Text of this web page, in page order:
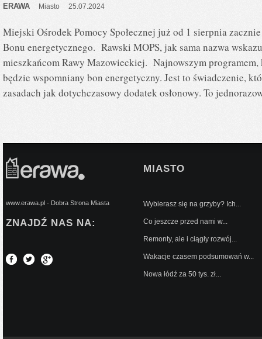
ERAWA Miasto 25.07.2024
Miejski Ośrodek Pomocy Społecznej już od 1 sierpnia
Bonu energetycznego. Rawski MOPS, jak sama nazwa
mieszkańcom Rawy Mazowieckiej. Najnowszym
będzie wspomniany bon energetyczny. Jest to świadczenie,
zasadach jak dotychczasowy dodatek osłonowy. To
www.erawa.pl - Dobra Strona Miasta
ZNAJDŹ NAS NA:
MIASTO
Wybierasz się na grzyby? Ich...
Co jeszcze przed nami w...
Remonty, ale i ciągły rozwój...
Wakacje czasem podsumowań w...
Nowa łódź za 50 tys. zł...